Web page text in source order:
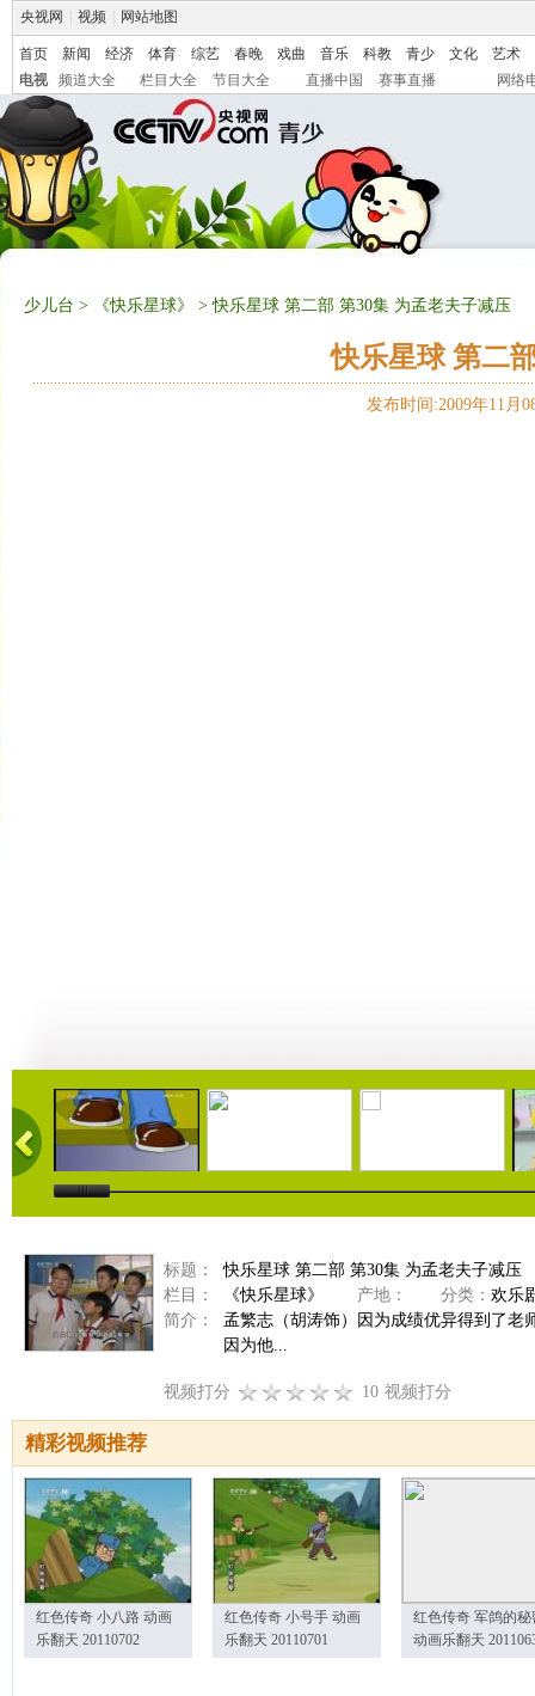
央视网 视频 网站地图
首页 新闻 经济 体育 综艺 春晚 戏曲 音乐 科教 青少 文化
艺术
电视
频道大全 栏目大全 节目大全 直播中国 赛事直播 网络
少儿台 > 《快乐星球》 > 快乐星球 第二部 第30集 为孟老夫子减压
快乐星球 第二
发布时间:2009年11月
47:54 00:00 00:00
标题：
快乐星球 第二部 第30集 为孟老夫子减压
栏目：
《快乐星球》 产地： 分类： 欢乐
简介：
孟繁志（胡涛饰）因为成绩优异得到了老
因为他...
视频打分 10 视频打分
精彩视频推荐
红色传奇 小八路 动画
乐翻天 20110702
红色传奇 小号手 动画
乐翻天 20110701
红色传奇 军鸽的秘
动画乐翻天